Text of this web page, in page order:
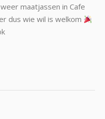
maatjassen in Cafe
dus wie wil is welkom